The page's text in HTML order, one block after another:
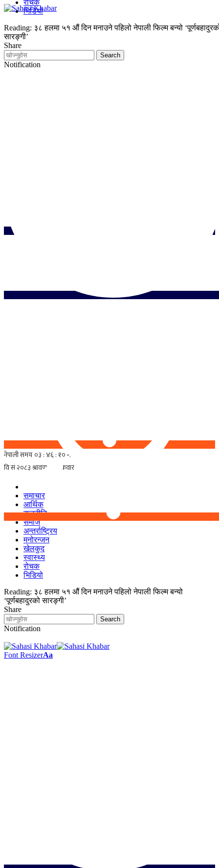
समाचार
आर्थिक
राजनीति
समाज
अन्तर्राष्ट्रिय
मनोरन्जन
खेलकुद
स्वास्थ्य
रोचक
भिडियो
Reading: ३८ हलमा ५१ औं दिन मनाउने पहिलो नेपाली फिल्म बन्यो
‘पूर्णबहादुरको सारङ्गी’
Share
Notification
रोचक
भिडियो
Reading: ३८ हलमा ५१ औं दिन मनाउने पहिलो नेपाली फिल्म बन्यो
सारङ्गी’
Share
Notification
Font ResizerAa